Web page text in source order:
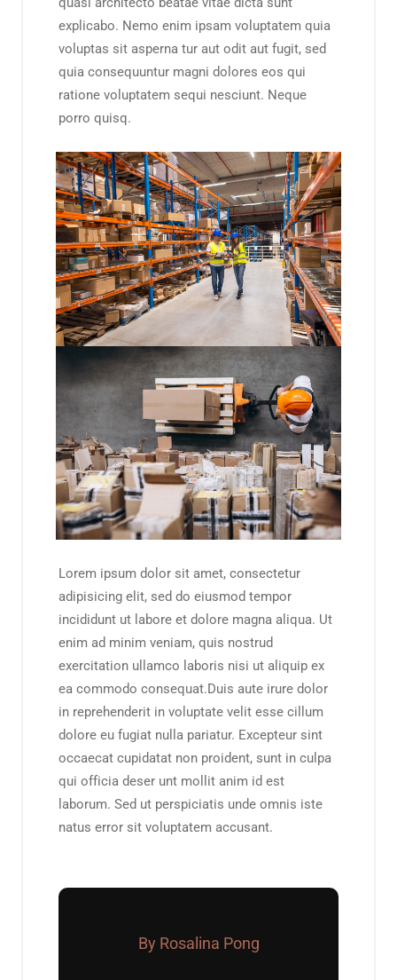
explicabo. Nemo enim ipsam voluptatem quia
voluptas sit asperna tur aut odit aut fugit, sed
quia consequuntur magni dolores eos qui
ratione voluptatem sequi nesciunt. Neque
porro quisq.
Lorem ipsum dolor sit amet, consectetur
adipisicing elit, sed do eiusmod tempor
incididunt ut labore et dolore magna aliqua. Ut
enim ad minim veniam, quis nostrud
exercitation ullamco laboris nisi ut aliquip ex
ea commodo consequat.Duis aute irure dolor
in reprehenderit in voluptate velit esse cillum
dolore eu fugiat nulla pariatur. Excepteur sint
occaecat cupidatat non proident, sunt in culpa
qui officia deser unt mollit anim id est
laborum. Sed ut perspiciatis unde omnis iste
natus error sit voluptatem accusant.
By Rosalina Pong